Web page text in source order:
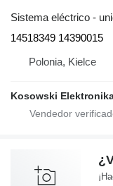
Sistema eléctrico -
14518349 14390015
Polonia, Kielce